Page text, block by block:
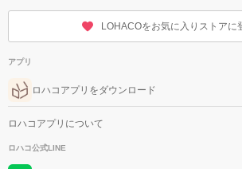
LOHACOをお気に入りストアに
アプリ
ロハコアプリをダウンロード
ロハコアプリについて
ロハコ公式LINE